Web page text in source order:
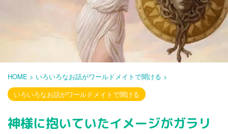
HOME > いろいろなお話がワールドメイトで聞ける >
いろいろなお話がワールドメイトで聞ける
神様に抱いていたイメージがガラリ